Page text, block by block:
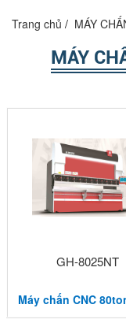
Trang chủ MÁY
MÁY
GH-8025NT
Máy chấn CNC